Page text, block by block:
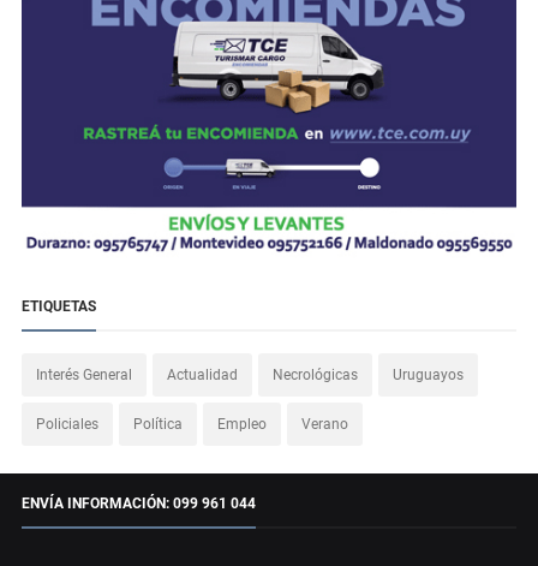
ETIQUETAS
Interés General Actualidad Necrológicas Uruguayos
Policiales Política Empleo Verano
ENVÍA INFORMACIÓN: 099 961 044